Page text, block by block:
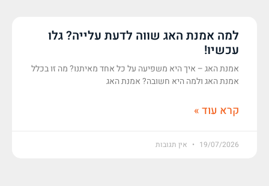
למה אמנת האג שווה לדעת עלייה? גלו
עכשיו!
אמנת האג – איך היא משפיעה על כל אחד מאיתנו? מה זו בכלל
אמנת האג ולמה היא חשובה? אמנת האג
קרא עוד »
19/07/2026 אין תגובות